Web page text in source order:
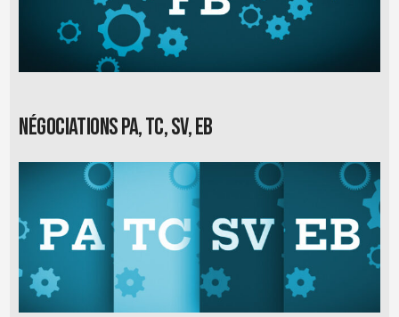
Négociations PA, TC, SV, EB